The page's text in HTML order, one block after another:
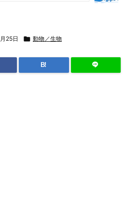
25日  動物／生物
B!